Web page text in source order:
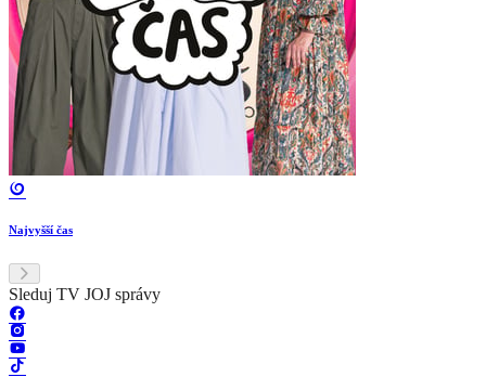
Najvyšší čas
Sleduj TV JOJ správy